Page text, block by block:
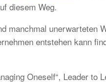
diesem Weg.
manchmal unerwarteten
entstehen kann
Oneself“, Leader to